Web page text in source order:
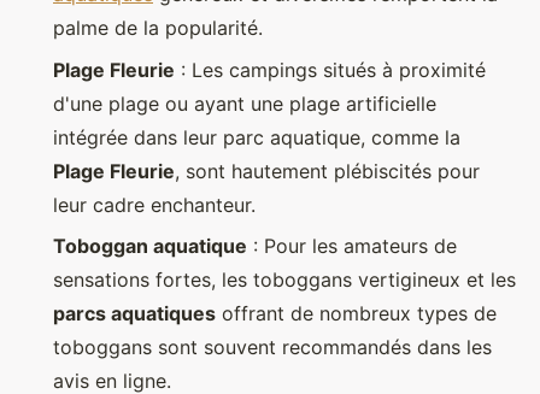
palme de la popularité.
Plage Fleurie : Les campings situés à proximité
d'une plage ou ayant une plage artificielle
intégrée dans leur parc aquatique, comme la
Plage Fleurie, sont hautement plébiscités pour
leur cadre enchanteur.
Toboggan aquatique : Pour les amateurs de
sensations fortes, les toboggans vertigineux et les
parcs aquatiques offrant de nombreux types de
toboggans sont souvent recommandés dans les
avis en ligne.